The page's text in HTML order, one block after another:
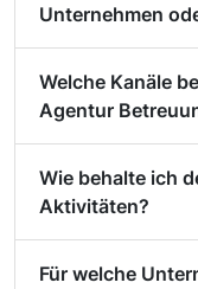
Unternehmen
Welche Kanäle
Agentur
Wie behalte ich
Aktivitäten?
Für welche